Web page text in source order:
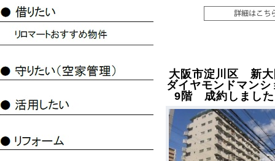
大阪市淀川区 新大
ダイヤモンドマン
9階 成約しまし